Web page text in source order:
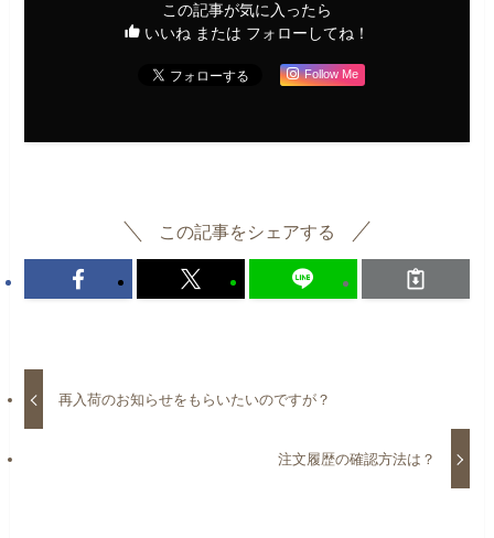
この記事が気に入ったら
いいね または フォローしてね！
Follow Me
この記事をシェアする
再入荷のお知らせをもらいたいのですが？
注文履歴の確認方法は？